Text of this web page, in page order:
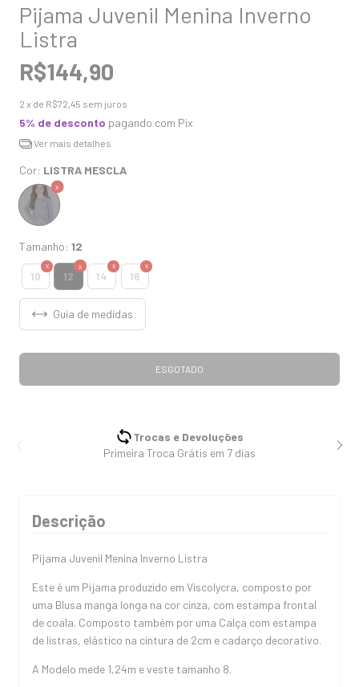
Pijama Juvenil Menina Inverno
Listra
R$144,90
2 x de R$72,45 sem juros
5% de desconto pagando com Pix
Ver mais detalhes
Cor: LISTRA MESCLA
Tamanho: 12
10 12 14 16
Guia de medidas
Trocas e Devoluções
Primeira Troca Grátis em 7 dias
Descrição
Pijama Juvenil Menina Inverno Listra
Este é um Pijama produzido em Viscolycra, composto por
uma Blusa manga longa na cor cinza, com estampa frontal
de coala. Composto também por uma Calça com estampa
de listras, elástico na cintura de 2cm e cadarço decorativo.
A Modelo mede 1,24m e veste tamanho 8.